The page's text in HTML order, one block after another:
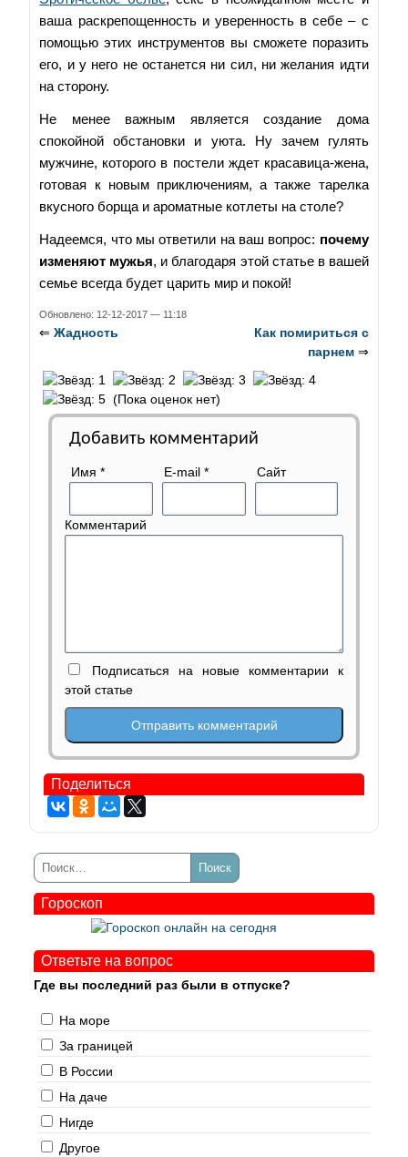
ваша раскрепощенность и уверенность в себе – с
помощью этих инструментов вы сможете поразить
его, и у него не останется ни сил, ни желания идти
на сторону.
Не менее важным является создание дома
спокойной обстановки и уюта. Ну зачем гулять
мужчине, которого в постели ждет красавица-жена,
готовая к новым приключениям, а также тарелка
вкусного борща и ароматные котлеты на столе?
Надеемся, что мы ответили на ваш вопрос: почему
изменяют мужья, и благодаря этой статье в вашей
семье всегда будет царить мир и покой!
Обновлено: 12-12-2017 — 11:18
⇐Жадность
Как помириться с
парнем⇒
(Пока оценок нет)
Добавить комментарий
Имя* E-mail* Сайт
Комментарий
Подписаться на новые комментарии к
этой статье
Поделиться
Гороскоп
Ответьте на вопрос
Где вы последний раз были в отпуске?
На море
За границей
В России
На даче
Нигде
Другое